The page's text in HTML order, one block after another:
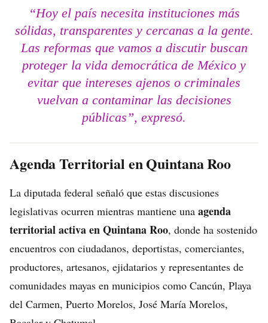
“Hoy el país necesita instituciones más
sólidas, transparentes y cercanas a la gente.
Las reformas que vamos a discutir buscan
proteger la vida democrática de México y
evitar que intereses ajenos o criminales
vuelvan a contaminar las decisiones
públicas”, expresó.
Agenda Territorial en Quintana Roo
La diputada federal señaló que estas discusiones
legislativas ocurren mientras mantiene una agenda
territorial activa en Quintana Roo, donde ha sostenido
encuentros con ciudadanos, deportistas, comerciantes,
productores, artesanos, ejidatarios y representantes de
comunidades mayas en municipios como Cancún, Playa
del Carmen, Puerto Morelos, José María Morelos,